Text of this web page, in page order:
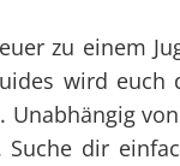
zu einem
wird
dir